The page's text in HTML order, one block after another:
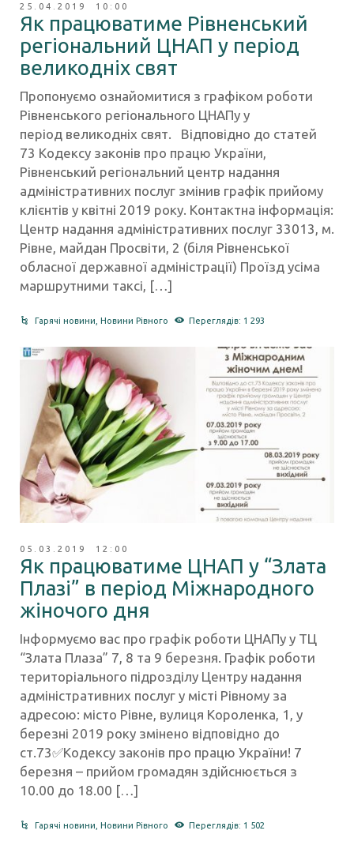
25.04.2019 10:00
Як працюватиме Рівненський
регіональний ЦНАП у період
великодніх свят
Пропонуємо ознайомитися з графіком роботи
Рівненського регіонального ЦНАПу у
період великодніх свят. Відповідно до статей
73 Кодексу законів про працю України,
Рівненський регіональний центр надання
адміністративних послуг змінив графік прийому
клієнтів у квітні 2019 року. Контактна інформація:
Центр надання адміністративних послуг 33013, м.
Рівне, майдан Просвіти, 2 (біля Рівненської
обласної державної адміністрації) Проїзд усіма
маршрутними таксі, […]
Гарячі новини ,Новини Рівного Переглядів: 1 293
05.03.2019 12:00
Як працюватиме ЦНАП у “Злата
Плазі” в період Міжнародного
жіночого дня
Інформуємо вас про графік роботи ЦНАПу у ТЦ
“Злата Плаза” 7, 8 та 9 березня. Графік роботи
територіального підрозділу Центру надання
адміністративних послуг у місті Рівному за
адресою: місто Рівне, вулиця Короленка, 1, у
березні 2019 року змінено відповідно до
ст.73✅Кодексу законів про працю України! 7
березня – прийом громадян здійснюється з
10.00 до 18.00 […]
Гарячі новини ,Новини Рівного Переглядів: 1 502